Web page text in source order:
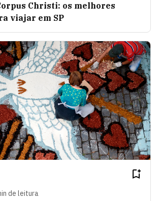
Christi: os melhores
viajar em SP
de leitura